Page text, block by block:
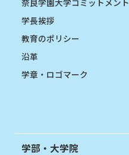
奈良学園大学コミットメント
学長挨拶
教育のポリシー
沿革
学章・ロゴマーク
学部・大学院